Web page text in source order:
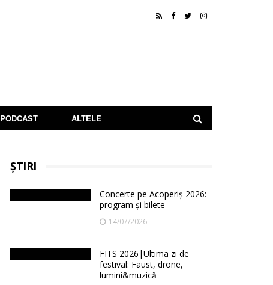
PODCAST ALTELE
ȘTIRI
Concerte pe Acoperiș 2026:
program și bilete
14/07/2026
FITS 2026|Ultima zi de
festival: Faust, drone,
lumini&muzică